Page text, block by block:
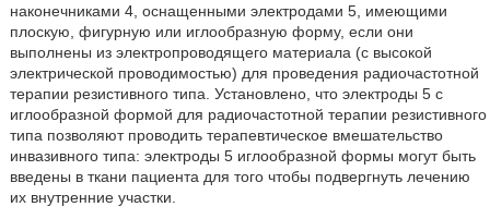
наконечниками 4, оснащенными электродами 5, имеющими
плоскую, фигурную или иглообразную форму, если они
выполнены из электропроводящего материала (с высокой
электрической проводимостью) для проведения радиочастотной
терапии резистивного типа. Установлено, что электроды 5 с
иглообразной формой для радиочастотной терапии резистивного
типа позволяют проводить терапевтическое вмешательство
инвазивного типа: электроды 5 иглообразной формы могут быть
введены в ткани пациента для того чтобы подвергнуть лечению
их внутренние участки.